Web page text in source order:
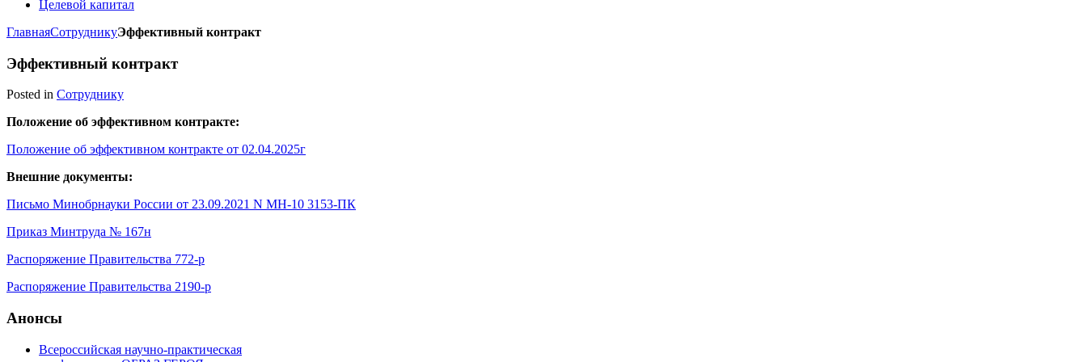
Целевой капитал
ГлавнаяСотрудникуЭффективный контракт
Эффективный контракт
Posted in Сотруднику
Положение об эффективном контракте:
Положение об эффективном контракте от 02.04.2025г
Внешние документы:
Письмо Минобрнауки России от 23.09.2021 N МН-10 3153-ПК
Приказ Минтруда № 167н
Распоряжение Правительства 772-р
Распоряжение Правительства 2190-р
Анонсы
Всероссийская научно-практическая